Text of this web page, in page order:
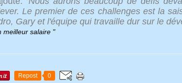
Le premier de ces challenges est la
Gary et l'équipe qui travaille dur sur le
Repost 0